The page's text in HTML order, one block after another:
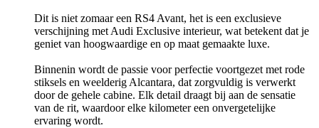
Dit is niet zomaar een RS4 Avant, het is een exclusieve
verschijning met Audi Exclusive interieur, wat betekent dat je
geniet van hoogwaardige en op maat gemaakte luxe.
Binnenin wordt de passie voor perfectie voortgezet met rode
stiksels en weelderig Alcantara, dat zorgvuldig is verwerkt
door de gehele cabine. Elk detail draagt bij aan de sensatie
van de rit, waardoor elke kilometer een onvergetelijke
ervaring wordt.